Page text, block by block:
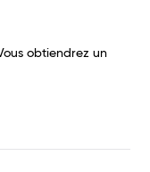
obtiendrez un